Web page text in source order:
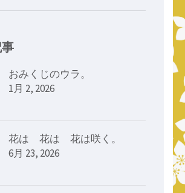
おみくじのウラ。
1月 2, 2026
花は 花は 花は咲く。
6月 23, 2026